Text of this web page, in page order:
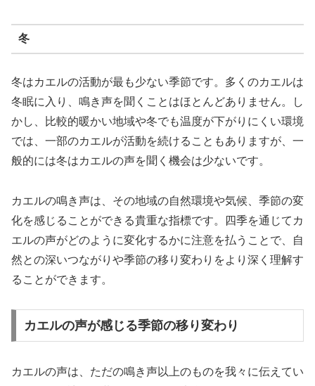
冬
冬はカエルの活動が最も少ない季節です。多くのカエルは
冬眠に入り、鳴き声を聞くことはほとんどありません。し
かし、比較的暖かい地域や冬でも温度が下がりにくい環境
では、一部のカエルが活動を続けることもありますが、一
般的には冬はカエルの声を聞く機会は少ないです。
カエルの鳴き声は、その地域の自然環境や気候、季節の変
化を感じることができる貴重な指標です。四季を通じてカ
エルの声がどのように変化するかに注意を払うことで、自
然との深いつながりや季節の移り変わりをより深く理解す
ることができます。
カエルの声が感じる季節の移り変わり
カエルの声は、ただの鳴き声以上のものを我々に伝えてい